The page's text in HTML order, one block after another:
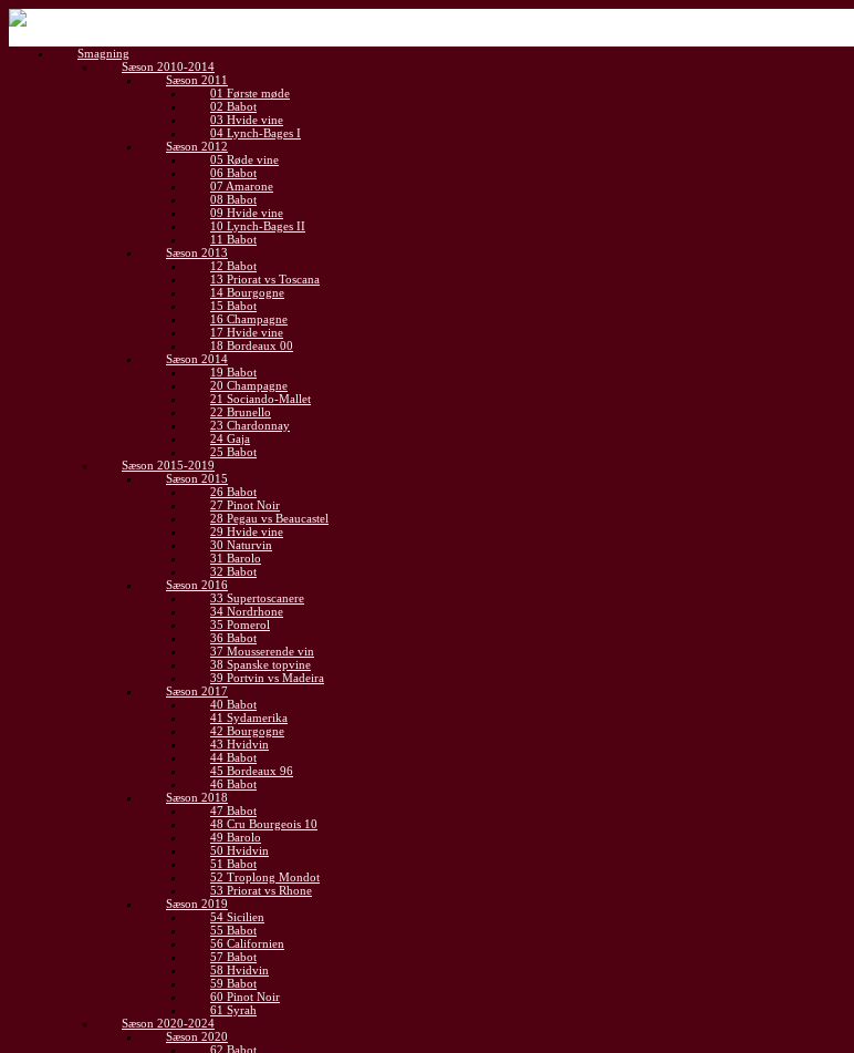
Gå
indhold
Smagning
Sæson 2010-2014
Sæson 2011
01 Første møde
02 Babot
03 Hvide vine
04 Lynch-Bages I
Sæson 2012
05 Røde vine
06 Babot
07 Amarone
08 Babot
09 Hvide vine
10 Lynch-Bages II
11 Babot
Sæson 2013
12 Babot
13 Priorat vs Toscana
14 Bourgogne
15 Babot
16 Champagne
17 Hvide vine
18 Bordeaux 00
Sæson 2014
19 Babot
20 Champagne
21 Sociando-Mallet
22 Brunello
23 Chardonnay
24 Gaja
25 Babot
Sæson 2015-2019
Sæson 2015
26 Babot
27 Pinot Noir
28 Pegau vs Beaucastel
29 Hvide vine
30 Naturvin
31 Barolo
32 Babot
Sæson 2016
33 Supertoscanere
34 Nordrhone
35 Pomerol
36 Babot
37 Mousserende vin
38 Spanske topvine
39 Portvin vs Madeira
Sæson 2017
40 Babot
41 Sydamerika
42 Bourgogne
43 Hvidvin
44 Babot
45 Bordeaux 96
46 Babot
Sæson 2018
47 Babot
48 Cru Bourgeois 10
49 Barolo
50 Hvidvin
51 Babot
52 Troplong Mondot
53 Priorat vs Rhone
Sæson 2019
54 Sicilien
55 Babot
56 Californien
57 Babot
58 Hvidvin
59 Babot
60 Pinot Noir
61 Syrah
Sæson 2020-2024
Sæson 2020
62 Babot